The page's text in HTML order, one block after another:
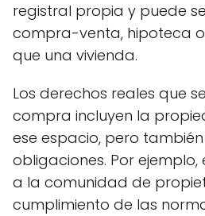
registral propia y puede
compra-venta, hipoteca
que una vivienda.
Los derechos reales que
compra incluyen la
ese espacio, pero
obligaciones. Por
a la comunidad de
cumplimiento de las